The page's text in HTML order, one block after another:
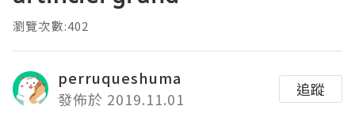
瀏覽次數:402
perruqueshuma
發佈於 2019.11.01
追蹤